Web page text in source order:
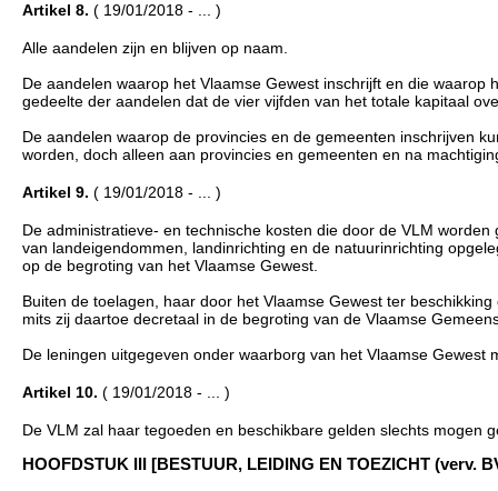
Artikel 8. ( 19/01/2018 - ... )
Alle aandelen zijn en blijven op naam.
De aandelen waarop het Vlaamse Gewest inschrijft en die
gedeelte der aandelen dat de vier vijfden van het totale kapitaal
De aandelen waarop de provincies en de gemeenten inschrijven
worden, doch alleen aan provincies en gemeenten en na
Artikel 9. ( 19/01/2018 - ... )
De administratieve- en technische kosten die door de VLM
van landeigendommen, landinrichting en de natuurinrichting
op de begroting van het Vlaamse Gewest.
Buiten de toelagen, haar door het Vlaamse Gewest ter
mits zij daartoe decretaal in de begroting van de Vlaamse
De leningen uitgegeven onder waarborg van het Vlaamse
Artikel 10. ( 19/01/2018 - ... )
De VLM zal haar tegoeden en beschikbare gelden slechts
HOOFDSTUK III [BESTUUR, LEIDING EN TOEZICHT (verv.